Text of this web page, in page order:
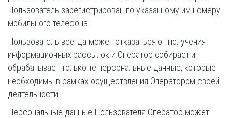
Пользователь зарегистрирован по указанному им номеру
мобильного телефона.
Пользователь всегда может отказаться от получения
информационных рассылок и Оператор собирает и
обрабатывает только те персональные данные, которые
необходимы в рамках осуществления Оператором своей
деятельности.
Персональные данные Пользователя Оператор может